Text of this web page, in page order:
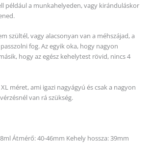
például a munkahelyeden, vagy kiránduláskor
szültél, vagy alacsonyan van a méhszájad, a
fog. Az egyik oka, hogy nagyon
hogy az egész kehelytest rövid, nincs 4
méret, ami igazi nagyágyú és csak a nagyon
van rá szükség.
Átmérő: 40-46mm Kehely hossza: 39mm